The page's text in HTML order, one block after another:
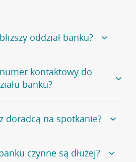
oddział banku?
banku, zapraszamy na
, na której znajduje się
kontaktowy do
banku?
udostępnia ogólnego numeru
w placówce bankowej .
doradcą na spotkanie?
umówić się na spotkanie z
czynne są dłużej?